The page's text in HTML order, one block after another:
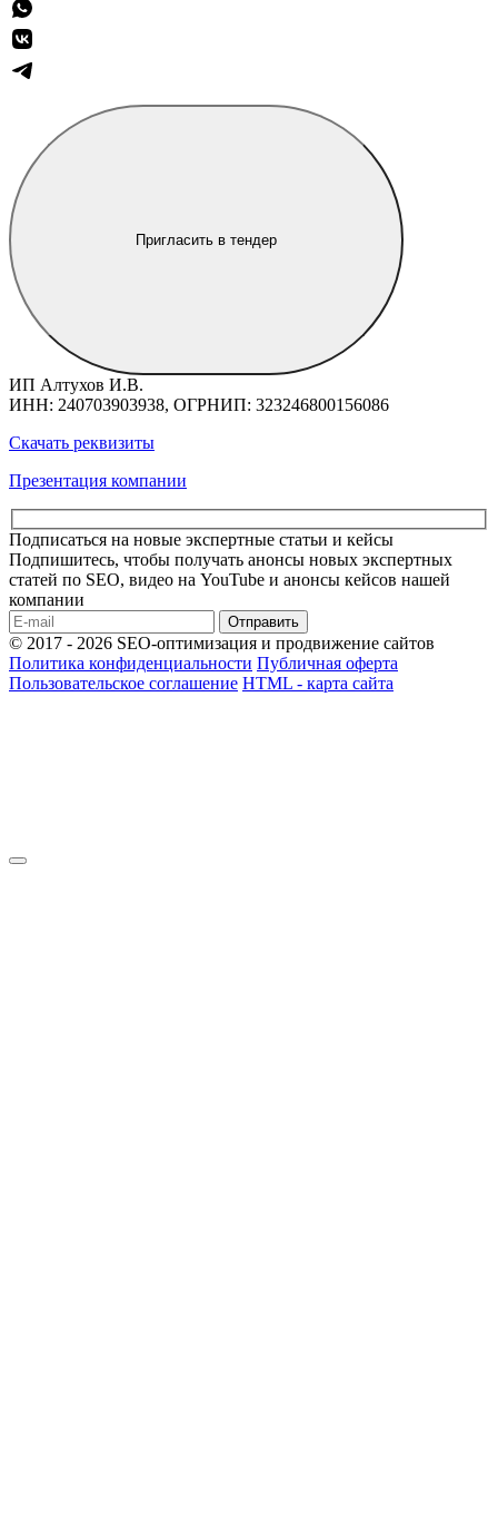
Пригласить в тендер
ИП Алтухов И.В.
ИНН: 240703903938, ОГРНИП: 323246800156086
Скачать реквизиты
Презентация компании
Подписаться на новые экспертные статьи и кейсы
Подпишитесь, чтобы получать анонсы новых экспертных
статей по SEO, видео на YouTube и анонсы кейсов нашей
компании
Отправить
© 2017 - 2026 SEO-оптимизация и продвижение сайтов
Политика конфиденциальности Публичная оферта
Пользовательское соглашение HTML - карта сайта